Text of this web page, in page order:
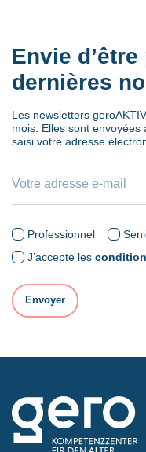
Envie
dernières
Les newsletters
mois. Elles sont
saisi votre adresse
Professionnel
J’accepte les